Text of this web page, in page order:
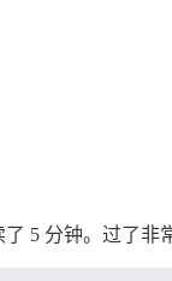
5 分钟。过了非